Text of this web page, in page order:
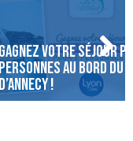
votre séjour
au bord du
d’Annecy !